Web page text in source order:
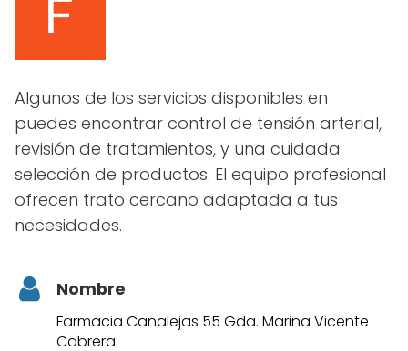
Algunos de los servicios disponibles en
puedes encontrar control de tensión arterial,
revisión de tratamientos, y una cuidada
selección de productos. El equipo profesional
ofrecen trato cercano adaptada a tus
necesidades.
Nombre
Farmacia Canalejas 55 Gda. Marina Vicente
Cabrera